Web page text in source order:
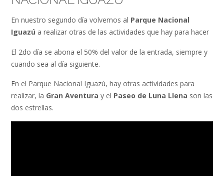
En nuestro segundo día volvemos al Parque Nacional
Iguazú a realizar otras de las actividades que hay para hacer
El 2do día se abona el 50% del valor de la entrada, siempre y
cuando sea al día siguiente.
En el Parque Nacional Iguazú, hay otras actividades para
realizar, la Gran Aventura y el Paseo de Luna Llena son las
dos estrellas.